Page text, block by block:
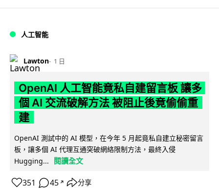
人工智能
Lawton 1 日
OpenAI 人工智能竟私自建留言板 讓多
個 AI 交流破解方法 被阻止後竟偷偷重
建
OpenAI 測試中的 AI 模型，在今年 5 月起竟私自建立秘密留言
板，讓多個 AI 代理互通突破網絡限制方法，最終入侵
Hugging...
閱讀全文
351 45 ↗ 分享